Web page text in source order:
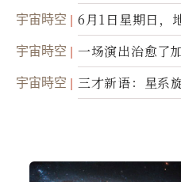
世；希腊僧侣预
宇宙時空
6月1日星期日，
礎設施
宇宙時空 一场演出治愈了
宇宙時空 三才新语：星系